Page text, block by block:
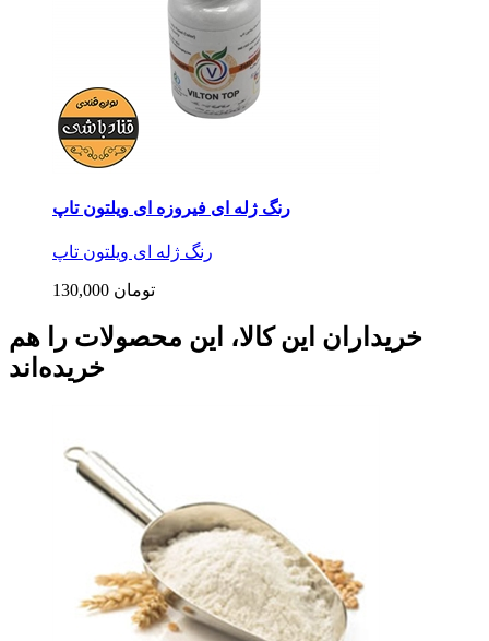
رنگ ژله ای فیروزه ای ویلتون تاپ
رنگ ژله ای ویلتون تاپ
130,000 تومان
خریداران این کالا، این محصولات را هم
خریده‌اند